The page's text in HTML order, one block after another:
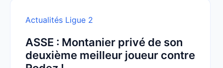
Actualités Ligue 2
ASSE : Montanier privé de son
deuxième meilleur joueur contre